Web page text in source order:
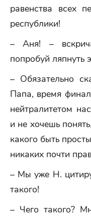
равенства всех
республики!
– Аня! –
попробуй ляпнуть
– Обязательно
Папа, время
нейтралитетом
и не хочешь
какого быть
никаких почти
– Мы уже Н.
такого!
– Чего такого?